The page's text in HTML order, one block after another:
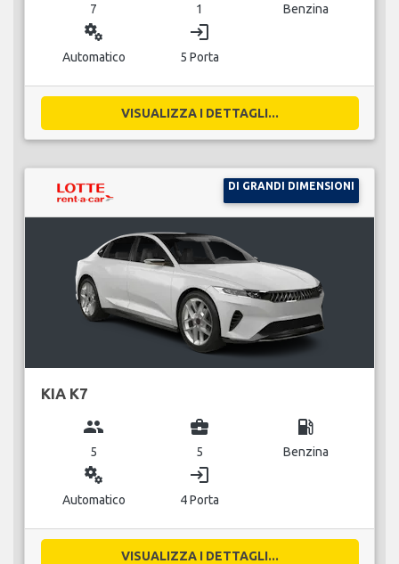
7 1 Benzina
miscellaneous_services
Automatico
login
5 Porta
VISUALIZZA I DETTAGLI...
DI GRANDI DIMENSIONI
KIA K7
group
5
business_center
5
local_gas_station
Benzina
miscellaneous_services
Automatico
login
4 Porta
VISUALIZZA I DETTAGLI...